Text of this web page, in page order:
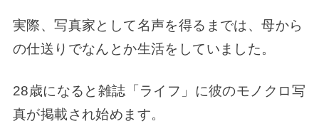
実際、写真家として名声を得るまでは、母から
の仕送りでなんとか生活をしていました。
28歳になると雑誌「ライフ」に彼のモノクロ写
真が掲載され始めます。